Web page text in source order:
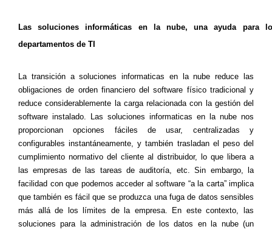
Las soluciones informáticas en la nube, una ayuda para
departamentos de TI
La transición a soluciones informaticas en la nube reduce las
obligaciones de orden financiero del software físico tradicional y
reduce considerablemente la carga relacionada con la gestión del
software instalado. Las soluciones informaticas en la nube nos
proporcionan opciones fáciles de usar, centralizadas y
configurables instantáneamente, y también trasladan el peso del
cumplimiento normativo del cliente al distribuidor, lo que libera a
las empresas de las tareas de auditoría, etc. Sin embargo, la
facilidad con que podemos acceder al software “a la carta” implica
que también es fácil que se produzca una fuga de datos sensibles
más allá de los límites de la empresa. En este contexto, las
soluciones para la administración de los datos en la nube (un